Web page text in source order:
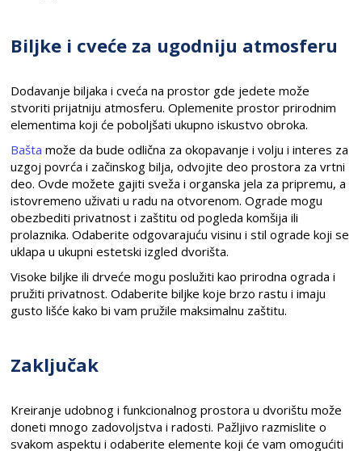
Biljke i cveće za ugodniju atmosferu
Dodavanje biljaka i cveća na prostor gde jedete može
stvoriti prijatniju atmosferu. Oplemenite prostor prirodnim
elementima koji će poboljšati ukupno iskustvo obroka.
Bašta može da bude odlična za okopavanje i volju i interes za
uzgoj povrća i začinskog bilja, odvojite deo prostora za vrtni
deo. Ovde možete gajiti sveža i organska jela za pripremu, a
istovremeno uživati u radu na otvorenom. Ograde mogu
obezbediti privatnost i zaštitu od pogleda komšija ili
prolaznika. Odaberite odgovarajuću visinu i stil ograde koji se
uklapa u ukupni estetski izgled dvorišta.
Visoke biljke ili drveće mogu poslužiti kao prirodna ograda i
pružiti privatnost. Odaberite biljke koje brzo rastu i imaju
gusto lišće kako bi vam pružile maksimalnu zaštitu.
Zaključak
Kreiranje udobnog i funkcionalnog prostora u dvorištu može
doneti mnogo zadovoljstva i radosti. Pažljivo razmislite o
svakom aspektu i odaberite elemente koji će vam omogućiti